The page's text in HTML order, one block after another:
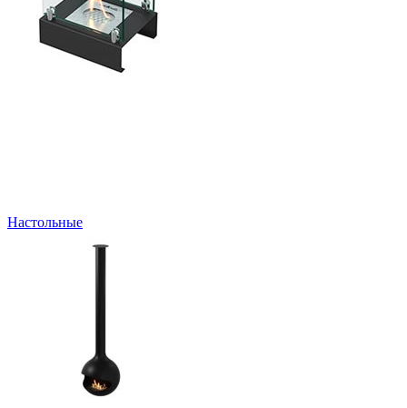
Настольные